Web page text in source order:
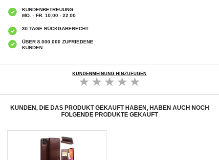
KUNDENBETREUUNG
MO. - FR. 10:00 - 22:00
30 TAGE RÜCKGABERECHT
ÜBER 8.000.000 ZUFRIEDENE
KUNDEN
KUNDENMEINUNG HINZUFÜGEN
KUNDEN, DIE DAS PRODUKT GEKAUFT HABEN, HABEN AUCH NOCH
FOLGENDE PRODUKTE GEKAUFT